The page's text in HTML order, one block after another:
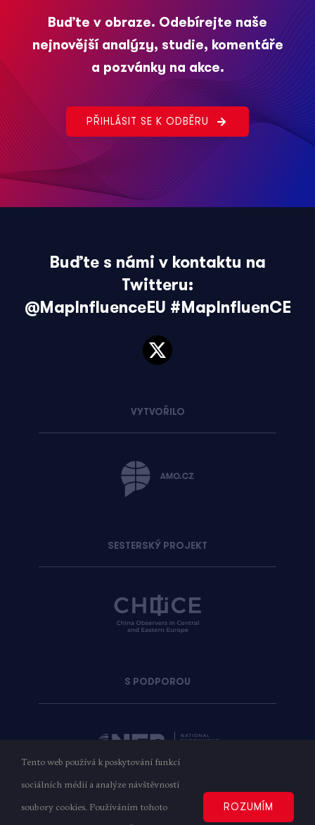
Buďte v obraze. Odebírejte naše
nejnovější analýzy, studie, komentáře
a pozvánky na akce.
PŘIHLÁSIT SE K ODBĚRU
Buďte s námi v kontaktu na
Twitteru:
@MapInfluenceEU #MapInfluenCE
VYTVOŘILO
SESTERSKÝ PROJEKT
S PODPOROU
Copyright © 2023AMO| Všechna práva vyhrazena
Tento web používá k poskytování funkcí
sociálních médií a analýze návštěvnosti
soubory cookies. Používáním tohoto
ROZUMÍM